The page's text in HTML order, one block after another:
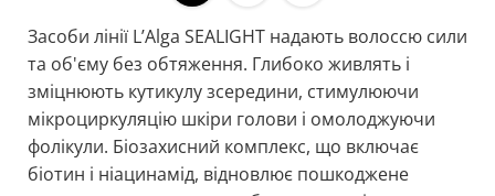
Засоби лінії L’Alga SEALIGHT надають волоссю сили
та об'єму без обтяження. Глибоко живлять і
зміцнюють кутикулу зсередини, стимулюючи
мікроциркуляцію шкіри голови і омолоджуючи
фолікули. Біозахисний комплекс, що включає
біотин і ніацинамід, відновлює пошкоджене